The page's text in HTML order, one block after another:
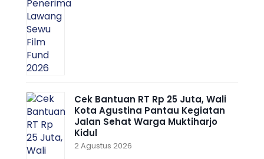
Cek Bantuan RT Rp 25 Juta, Wali
Kota Agustina Pantau Kegiatan
Jalan Sehat Warga Muktiharjo
Kidul
2 Agustus 2026